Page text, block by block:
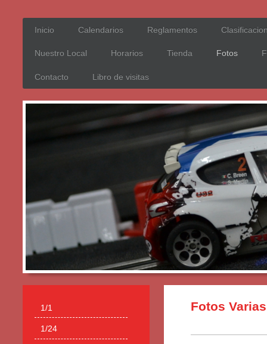
Inicio Calendarios Reglamentos
Nuestro Local Horarios Tienda Fotos
Contacto Libro de visitas
Fotos Varias
1/1
1/24